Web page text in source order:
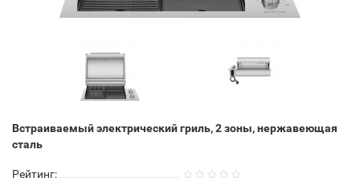
Встраиваемый электрический гриль, 2 зоны, нержавеющая
сталь
Рейтинг: